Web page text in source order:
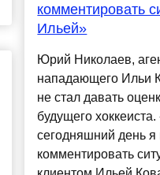
комментировать
Ильей»
Юрий Николаев,
нападающего Ильи
не стал давать
будущего
сегодняшний день я
комментировать